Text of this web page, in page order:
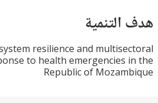
system resilience and
response to health emergencies
Republic of